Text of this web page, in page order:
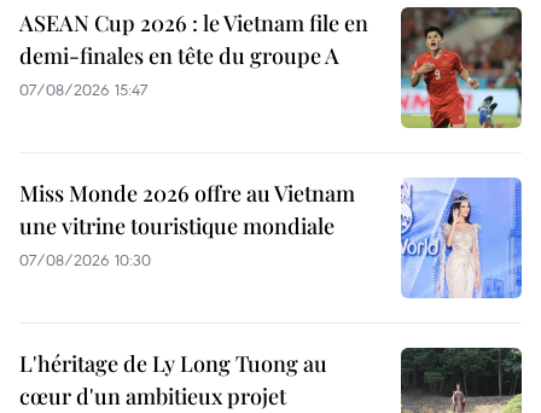
ASEAN Cup 2026 : le Vietnam file en
demi-finales en tête du groupe A
07/08/2026 15:47
Miss Monde 2026 offre au Vietnam
une vitrine touristique mondiale
07/08/2026 10:30
L'héritage de Ly Long Tuong au
cœur d'un ambitieux projet